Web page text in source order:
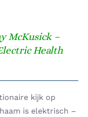
McKusick –
Health
kijk op
is elektrisch –